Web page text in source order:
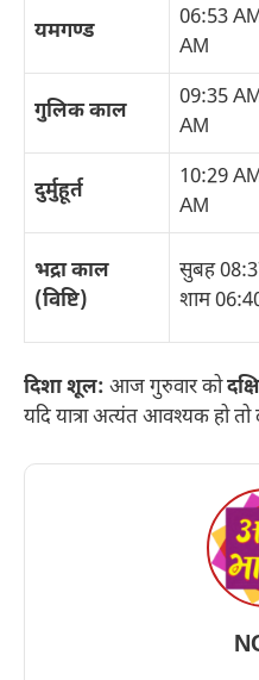
यमगण्ड
06:53
AM
गुलिक काल
09:35
AM
दुर्मुहूर्त
10:29
AM
भद्रा काल
(विष्टि)
सुबह
शाम
दिशा शूल: आज गुरुवार को
यदि यात्रा अत्यंत आवश्यक हो